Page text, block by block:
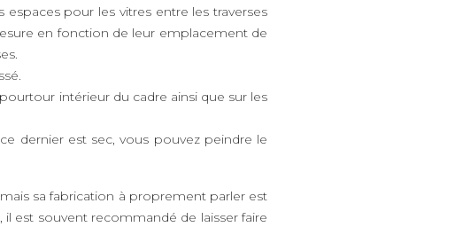
pour les vitres entre les traverses
en fonction de leur emplacement de
intérieur du cadre ainsi que sur les
dernier est sec, vous pouvez peindre le
sa fabrication à proprement parler est
il est souvent recommandé de laisser faire